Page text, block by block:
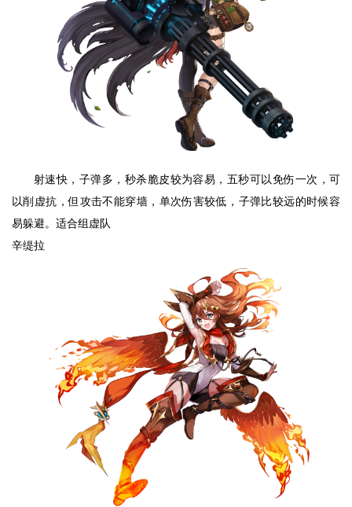
射速快，子弹多，秒杀脆皮较为容易，五秒可以免伤一次，可
以削虚抗，但攻击不能穿墙，单次伤害较低，子弹比较远的时候容
易躲避。适合组虚队
辛缇拉